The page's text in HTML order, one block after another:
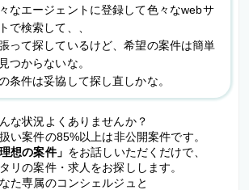
なエージェントに登録して色々なwebサ
で検索して、、
って探しているけど、希望の案件は簡単
つからないな。
条件は妥協して探し直しかな。
な状況よくありませんか？
い案件の85%以上は非公開案件です。
想の案件」 をお話しいただくだけで、
リの案件・求人をお探しします。
た専属のコンシェルジュと